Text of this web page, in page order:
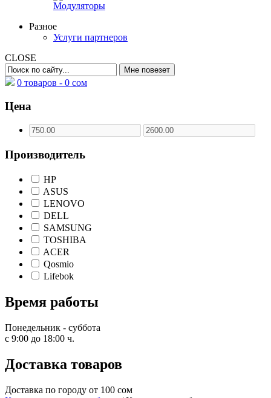
Модуляторы
Разное
Услуги партнеров
CLOSE
0 товаров - 0 сом
Цена
Производитель
HP
ASUS
LENOVO
DELL
SAMSUNG
TOSHIBA
ACER
Qosmio
Lifebok
Время работы
Понедельник - суббота
с 9:00 до 18:00 ч.
Доставка товаров
Доставка по городу от 100 сом